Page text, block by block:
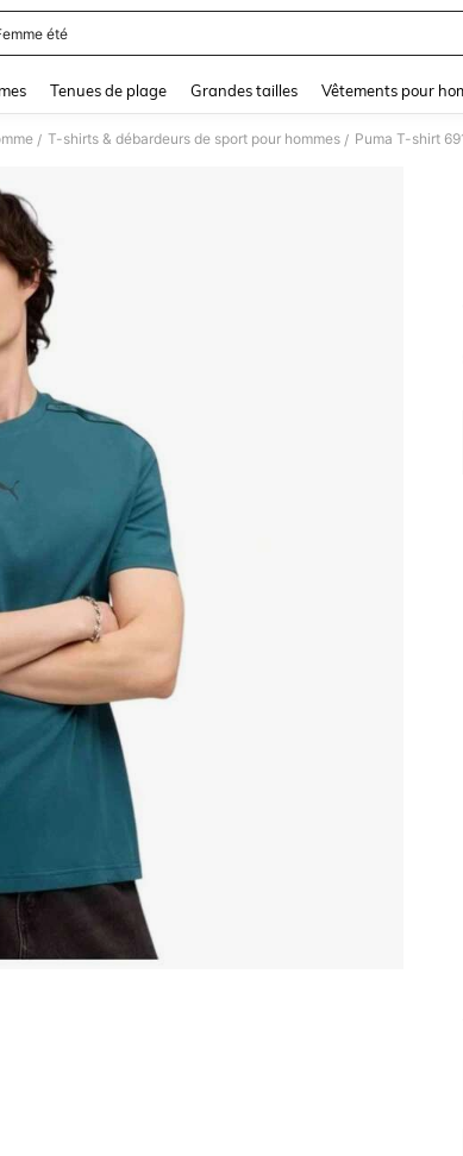
été
Tenues de plage Grandes tailles Vêtements pour
/ T-shirts & débardeurs de sport pour hommes / Puma T-shirt